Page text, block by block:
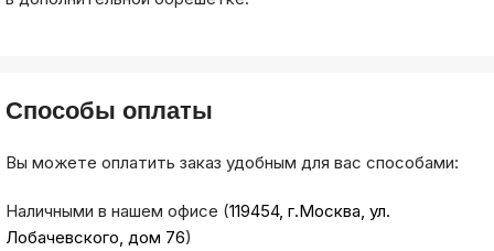
Способы оплаты
Вы можете оплатить заказ удобным для вас способами:
Наличными в нашем офисе (119454, г.Москва, ул.
Лобачевского, дом 76)